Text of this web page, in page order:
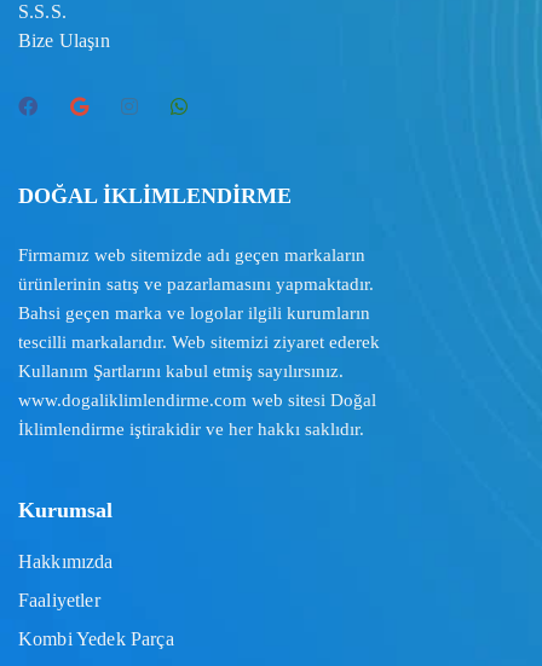
S.S.S.
Bize Ulaşın
DOĞAL İKLİMLENDİRME
Firmamız web sitemizde adı geçen markaların
ürünlerinin satış ve pazarlamasını yapmaktadır.
Bahsi geçen marka ve logolar ilgili kurumların
tescilli markalarıdır. Web sitemizi ziyaret ederek
Kullanım Şartlarını kabul etmiş sayılırsınız.
www.dogaliklimlendirme.com web sitesi Doğal
İklimlendirme iştirakidir ve her hakkı saklıdır.
Kurumsal
Hakkımızda
Faaliyetler
Kombi Yedek Parça